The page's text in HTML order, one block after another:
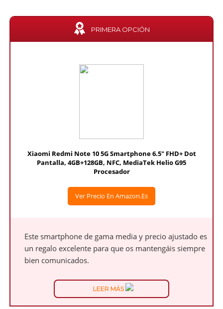
PRIMERA OPCIÓN
Xiaomi Redmi Note 10 5G Smartphone 6.5" FHD+ Dot
Pantalla, 4GB+128GB, NFC, MediaTek Helio G95
Procesador
Ver Precio En Amazon.es
Este smartphone de gama media y precio ajustado es
un regalo excelente para que os mantengáis siempre
bien comunicados.
LEER MÁS